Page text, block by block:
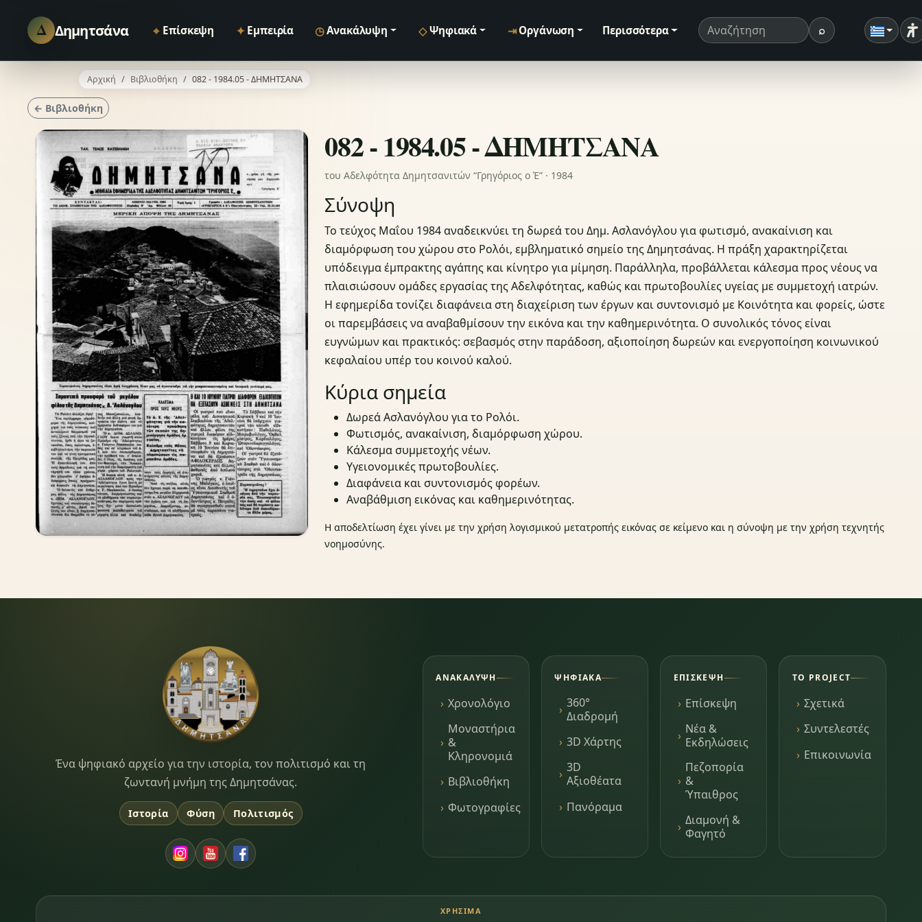
Δ Δημητσάνα ⌖ Επίσκεψη ✦ Εμπειρία ◷Ανακάλυψη ◇ Ψηφιακά ⇥ Οργάνωση Περισσότερα Όρος αναζήτησης ⌕Αναζήτηση
Αρχική Βιβλιοθήκη 082 - 1984.05 - ΔΗΜΗΤΣΑΝΑ
← Βιβλιοθήκη
082 - 1984.05 - ΔΗΜΗΤΣΑΝΑ
του Αδελφότητα Δημητσανιτών “Γρηγόριος ο Έ” · 1984
Σύνοψη
Το τεύχος Μαΐου 1984 αναδεικνύει τη δωρεά του Δημ. Ασλανόγλου για φωτισμό, ανακαίνιση και
διαμόρφωση του χώρου στο Ρολόι, εμβληματικό σημείο της Δημητσάνας. Η πράξη χαρακτηρίζεται
υπόδειγμα έμπρακτης αγάπης και κίνητρο για μίμηση. Παράλληλα, προβάλλεται κάλεσμα προς νέους να
πλαισιώσουν ομάδες εργασίας της Αδελφότητας, καθώς και πρωτοβουλίες υγείας με συμμετοχή ιατρών.
Η εφημερίδα τονίζει διαφάνεια στη διαχείριση των έργων και συντονισμό με Κοινότητα και φορείς, ώστε
οι παρεμβάσεις να αναβαθμίσουν την εικόνα και την καθημερινότητα. Ο συνολικός τόνος είναι
ευγνώμων και πρακτικός: σεβασμός στην παράδοση, αξιοποίηση δωρεών και ενεργοποίηση κοινωνικού
κεφαλαίου υπέρ του κοινού καλού.
Κύρια σημεία
Δωρεά Ασλανόγλου για το Ρολόι.
Φωτισμός, ανακαίνιση, διαμόρφωση χώρου.
Κάλεσμα συμμετοχής νέων.
Υγειονομικές πρωτοβουλίες.
Διαφάνεια και συντονισμός φορέων.
Αναβάθμιση εικόνας και καθημερινότητας.
Η αποδελτίωση έχει γίνει με την χρήση λογισμικού μετατροπής εικόνας σε κείμενο και η σύνοψη με την χρήση τεχνητής
νοημοσύνης.
Dimitsana.gr
Ένα ψηφιακό αρχείο για την ιστορία, τον πολιτισμό και τη
ζωντανή μνήμη της Δημητσάνας.
Ιστορία Φύση Πολιτισμός
ΑΝΑΚΆΛΥΨΗ
Χρονολόγιο
Μοναστήρια
&
Κληρονομιά
Βιβλιοθήκη
Φωτογραφίες
ΨΗΦΙΑΚΆ
360°
Διαδρομή
3D Χάρτης
3D
Αξιοθέατα
Πανόραμα
ΕΠΊΣΚΕΨΗ
Επίσκεψη
Νέα &
Εκδηλώσεις
Πεζοπορία
&
Ύπαιθρος
Διαμονή &
Φαγητό
ΤΟ PROJECT
Σχετικά
Συντελεστές
Επικοινωνία
ΧΡΉΣΙΜΑ